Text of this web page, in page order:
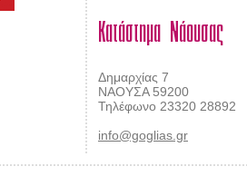
Κατάστημα Νάουσας
Δημαρχίας 7
ΝΑΟΥΣΑ 59200
Τηλέφωνο 23320 28892
info@goglias.gr